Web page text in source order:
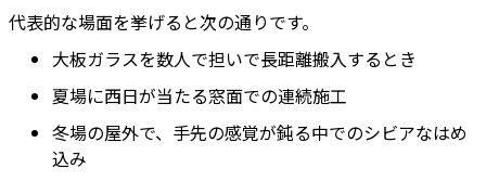
代表的な場面を挙げると次の通りです。
大板ガラスを数人で担いで長距離搬入するとき
夏場に西日が当たる窓面での連続施工
冬場の屋外で、手先の感覚が鈍る中でのシビアなはめ
込み